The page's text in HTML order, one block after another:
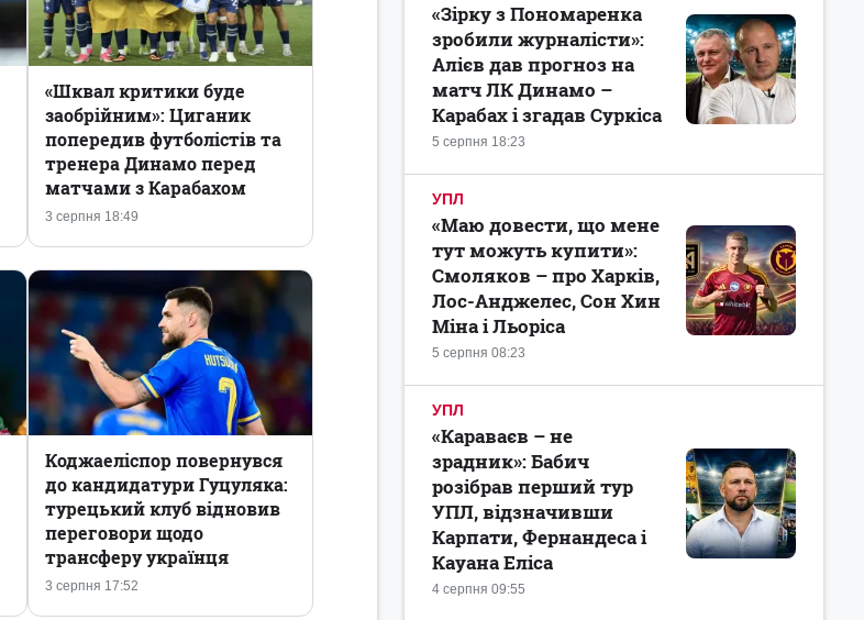
3 серпня 18:49
«Шквал критики буде
заобрійним»: Циганик
попередив футболістів та
тренера Динамо перед
матчами з Карабахом
3 серпня 17:52
Коджаеліспор повернувся
до кандидатури Гуцуляка:
турецький клуб відновив
переговори щодо
трансферу українця
5 серпня 18:23
«Зірку з Пономаренка
зробили журналісти»:
Алієв дав прогноз на
матч ЛК Динамо –
Карабах і згадав Суркіса
УПЛ
5 серпня 08:23
«Маю довести, що мене
тут можуть купити»:
Смоляков – про Харків,
Лос-Анджелес, Сон Хин
Міна і Льоріса
УПЛ
4 серпня 09:55
«Караваєв – не
зрадник»: Бабич
розібрав перший тур
УПЛ, відзначивши
Карпати, Фернандеса і
Кауана Еліса